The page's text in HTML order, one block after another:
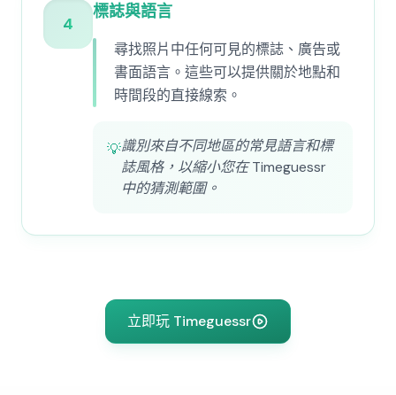
4
標誌與語言
尋找照片中任何可見的標誌、廣告或
書面語言。這些可以提供關於地點和
時間段的直接線索。
💡識別來自不同地區的常見語言和標
誌風格，以縮小您在 Timeguessr
中的猜測範圍。
立即玩 Timeguessr